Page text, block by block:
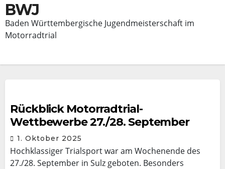
BWJ
Baden Württembergische Jugendmeisterschaft im
Motorradtrial
Rückblick Motorradtrial-
Wettbewerbe 27./28. September
1. Oktober 2025
Hochklassiger Trialsport war am Wochenende des
27./28. September in Sulz geboten. Besonders